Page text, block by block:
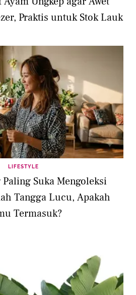
Praktis untuk Stok Lauk
LIFESTYLE
Suka Mengoleksi
Tangga Lucu, Apakah
Termasuk?